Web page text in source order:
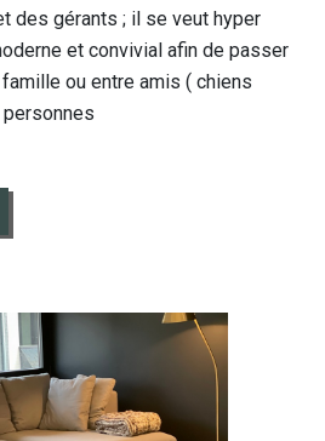
des gérants ; il se veut hyper
et convivial afin de passer
ou entre amis ( chiens